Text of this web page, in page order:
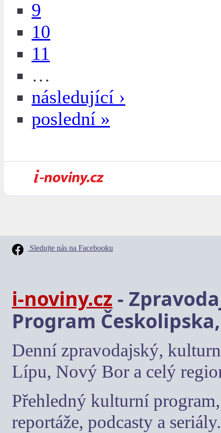
9
10
11
…
následující ›
poslední »
Sledujte nás na Facebooku
i-noviny.cz -
Program
Denní zpravodajský,
Lípu, Nový Bor a celý
Přehledný kulturní
reportáže, podcasty a seriály.